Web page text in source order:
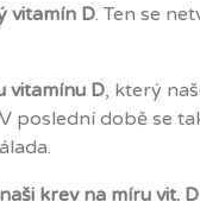
vitamín D. Ten se
vitamínu D, který
poslední době se
krev na míru vit. D